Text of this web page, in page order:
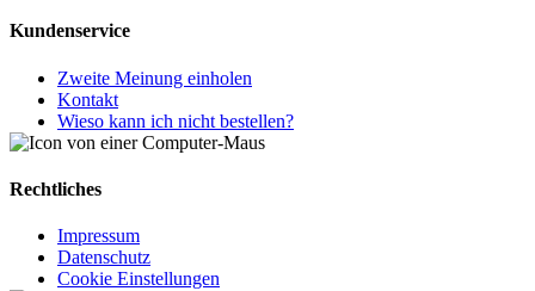
Kundenservice
Zweite Meinung einholen
Kontakt
Wieso kann ich nicht bestellen?
Rechtliches
Impressum
Datenschutz
Cookie Einstellungen